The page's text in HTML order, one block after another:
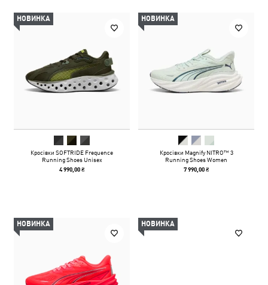
НОВИНКА
Кросівки SOFTRIDE Frequence
Running Shoes Unisex
4 990,00 ₴
НОВИНКА
Кросівки Magnify NITRO™ 3
Running Shoes Women
7 990,00 ₴
НОВИНКА НОВИНКА